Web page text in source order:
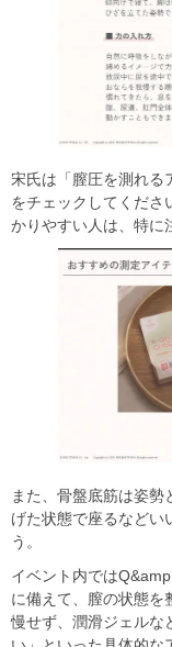
宋氏は「膣圧を測れる
をチェックしてくださ
かりやすい人は、特に
また、骨盤底筋は姿勢
げた状態で座るなどい
う。
イベント内では
に備えて、膣の状態を
慢せず、潤滑ジェルな